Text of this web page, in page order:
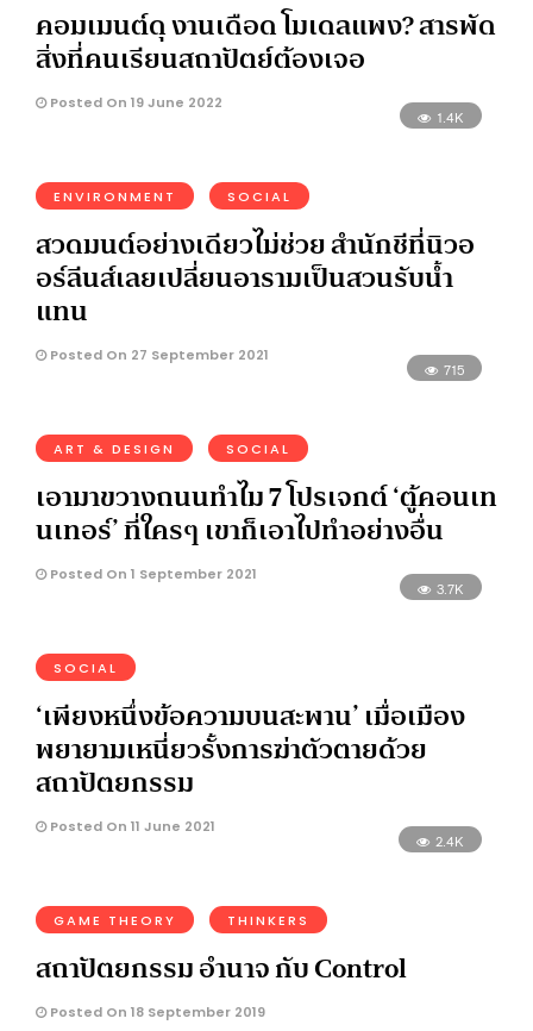
คอมเมนต์ดุ งานเดือด โมเดลแพง? สารพัด
สิ่งที่คนเรียนสถาปัตย์ต้องเจอ
Posted On 19 June 2022
1.4K
ENVIRONMENT SOCIAL
สวดมนต์อย่างเดียวไม่ช่วย สำนักชีที่นิวอ
อร์ลีนส์เลยเปลี่ยนอารามเป็นสวนรับน้ำ
แทน
Posted On 27 September 2021
715
ART & DESIGN SOCIAL
เอามาขวางถนนทำไม 7 โปรเจกต์ ‘ตู้คอนเท
นเทอร์’ ที่ใครๆ เขาก็เอาไปทำอย่างอื่น
Posted On 1 September 2021
3.7K
SOCIAL
‘เพียงหนึ่งข้อความบนสะพาน’ เมื่อเมือง
พยายามเหนี่ยวรั้งการฆ่าตัวตายด้วย
สถาปัตยกรรม
Posted On 11 June 2021
2.4K
GAME THEORY THINKERS
สถาปัตยกรรม อำนาจ กับ Control
Posted On 18 September 2019